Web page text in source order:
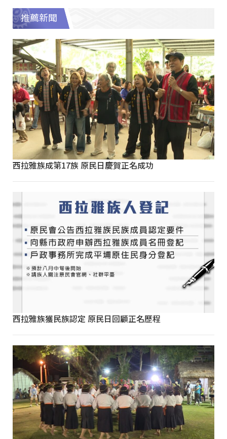
推薦新聞
西拉雅族成第17族 原民日慶賀正名成功
西拉雅族獲民族認定 原民日回顧正名歷程